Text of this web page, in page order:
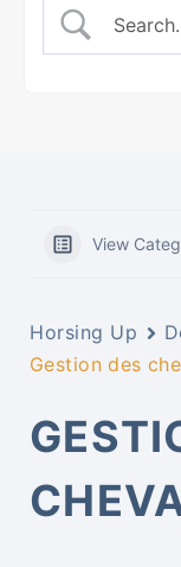
View
Horsing Up
Gestion des